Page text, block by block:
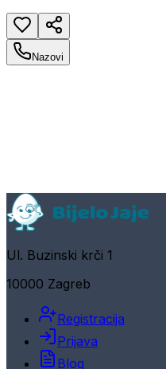
Nazovi
Ul. Buzinski krči 1
10000 Zagreb
Registracija
Prijava
Blog